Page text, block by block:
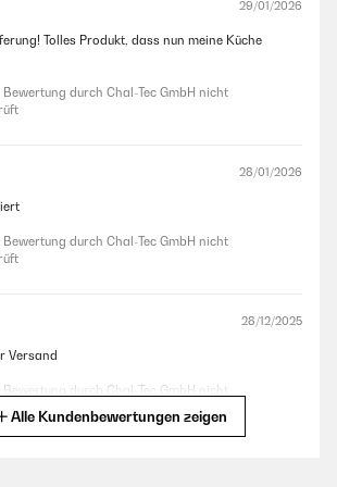
29/01/2026
Tolles Produkt, dass nun meine Küche
durch Chal-Tec GmbH nicht
28/01/2026
durch Chal-Tec GmbH nicht
28/12/2025
Versand
durch Chal-Tec GmbH nicht
Alle Kundenbewertungen zeigen